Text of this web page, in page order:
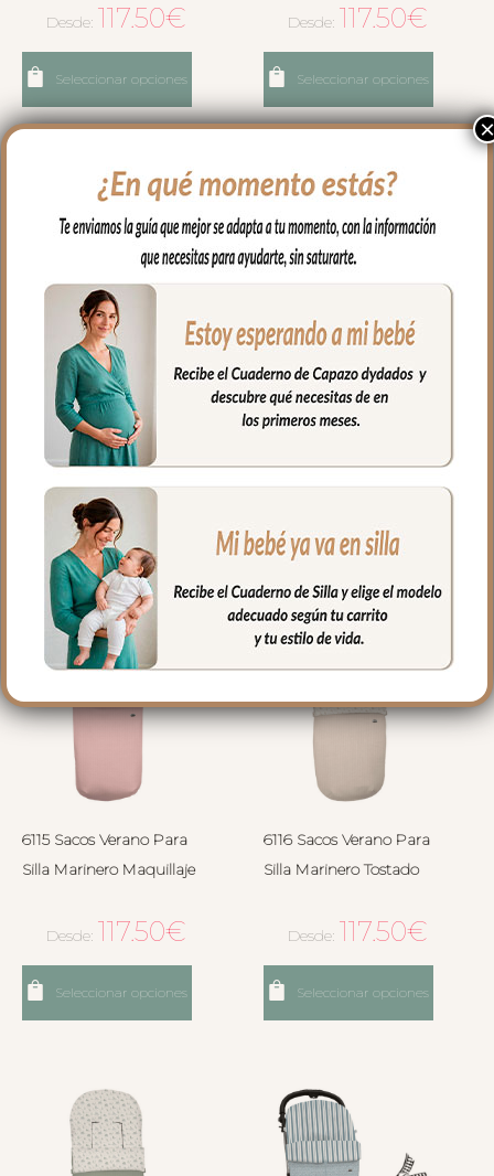
Desde: 117.50€
Seleccionar opciones
Desde: 117.50€
Seleccionar opciones
6113 Sacos Verano Para
Silla Toile Verde
117.50€
Seleccionar opciones
6114 Sacos Verano Para
Silla Marinero Azul
117.50€
Seleccionar opciones
6115 Sacos Verano Para
Silla Marinero Maquillaje
Desde: 117.50€
Seleccionar opciones
6116 Sacos Verano Para
Silla Marinero Tostado
Desde: 117.50€
Seleccionar opciones
×